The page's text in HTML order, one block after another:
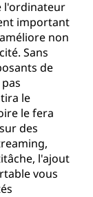
l'ordinateur
important
non
Sans
de
le
le fera
des
l'ajout
vous